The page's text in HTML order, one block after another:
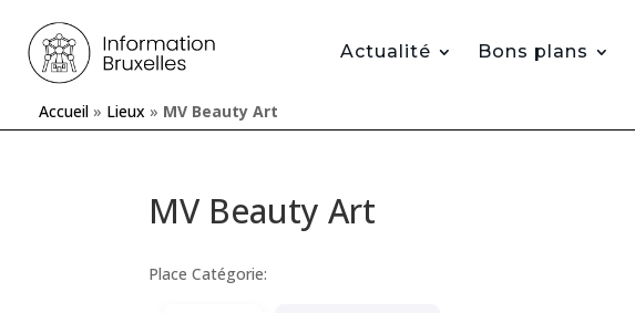
Actualité Bons plans
Accueil » Lieux » MV Beauty Art
MV Beauty Art
Place Catégorie: